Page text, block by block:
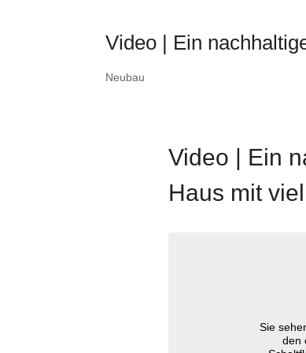
Video | Ein
Neubau
Video | Ein
Haus mit
Sie
den